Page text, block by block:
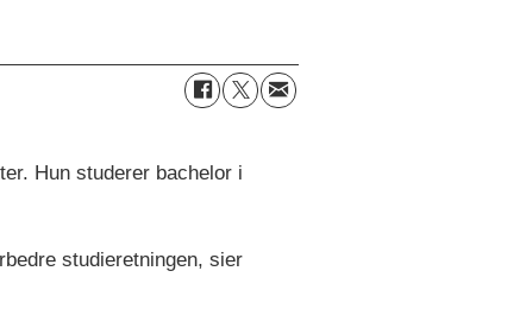
Hun studerer bachelor i
studieretningen, sier